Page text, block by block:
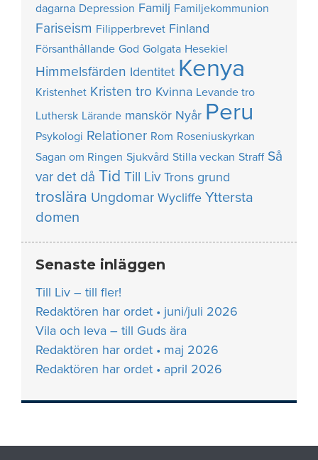
dagarna Depression Familj Familjekommunion
Fariseism Filipperbrevet Finland
Försanthållande God Golgata Hesekiel
Himmelsfärden Identitet Kenya
Kristenhet Kristen tro Kvinna Levande tro
Luthersk Lärande manskör Nyår Peru
Psykologi Relationer Rom Roseniuskyrkan
Sagan om Ringen Sjukvård Stilla veckan Straff Så
var det då Tid Till Liv Trons grund
troslära Ungdomar Wycliffe Yttersta
domen
Senaste inläggen
Till Liv – till fler!
Redaktören har ordet • juni/juli 2026
Vila och leva – till Guds ära
Redaktören har ordet • maj 2026
Redaktören har ordet • april 2026